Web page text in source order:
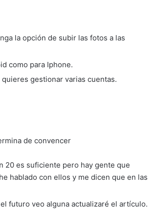
la opción de subir las fotos a las
como para Iphone.
gestionar varias cuentas.
de convencer
20 es suficiente pero hay gente que
hablado con ellos y me dicen que en las
futuro veo alguna actualizaré el artículo.